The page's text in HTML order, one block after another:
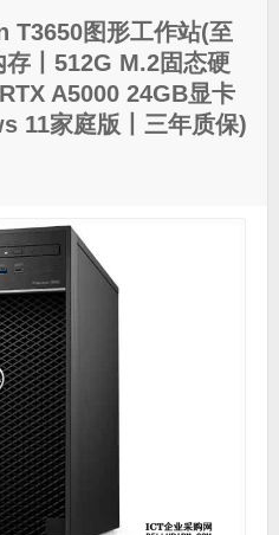
T3650图形工作站(至
丨512G M.2固态硬
A5000 24GB显卡
11家庭版丨三年质保)